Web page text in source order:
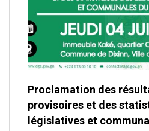
Proclamation des
provisoires et des
législatives et